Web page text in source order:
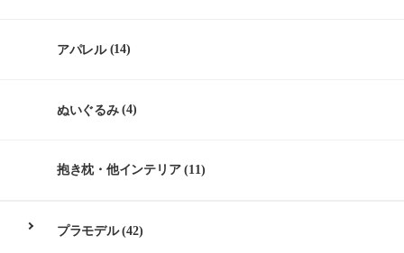
アパレル(14)
ぬいぐるみ(4)
抱き枕・他インテリア(11)
プラモデル(42)